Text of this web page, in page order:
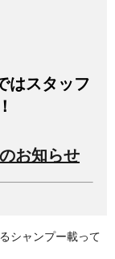
はスタッフ
お知らせ
シャンプー載って